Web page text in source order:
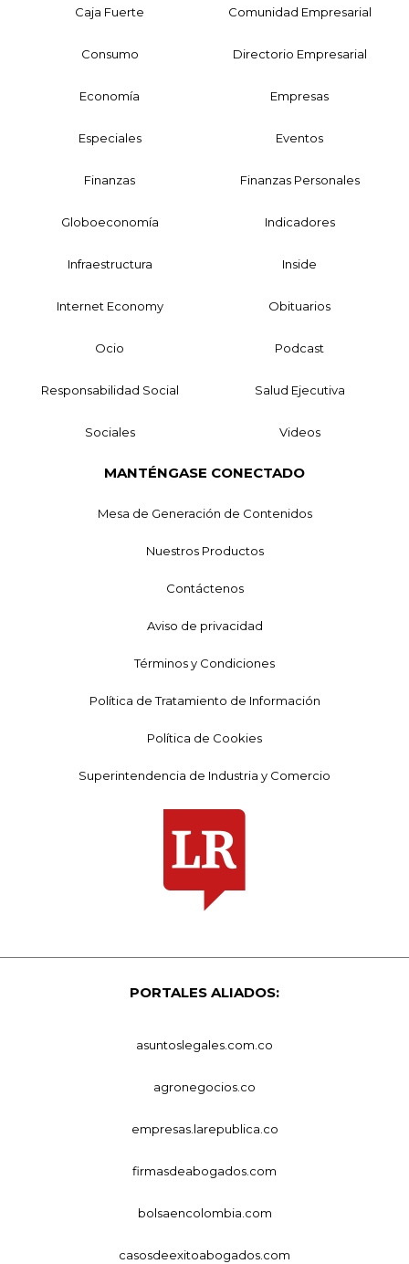
Caja Fuerte Comunidad Empresarial
Consumo Directorio Empresarial
Economía Empresas
Especiales Eventos
Finanzas Finanzas Personales
Globoeconomía Indicadores
Infraestructura Inside
Internet Economy Obituarios
Ocio Podcast
Responsabilidad Social Salud Ejecutiva
Sociales Videos
MANTÉNGASE CONECTADO
Mesa de Generación de Contenidos
Nuestros Productos
Contáctenos
Aviso de privacidad
Términos y Condiciones
Política de Tratamiento de Información
Política de Cookies
Superintendencia de Industria y Comercio
PORTALES ALIADOS:
asuntoslegales.com.co
agronegocios.co
empresas.larepublica.co
firmasdeabogados.com
bolsaencolombia.com
casosdeexitoabogados.com